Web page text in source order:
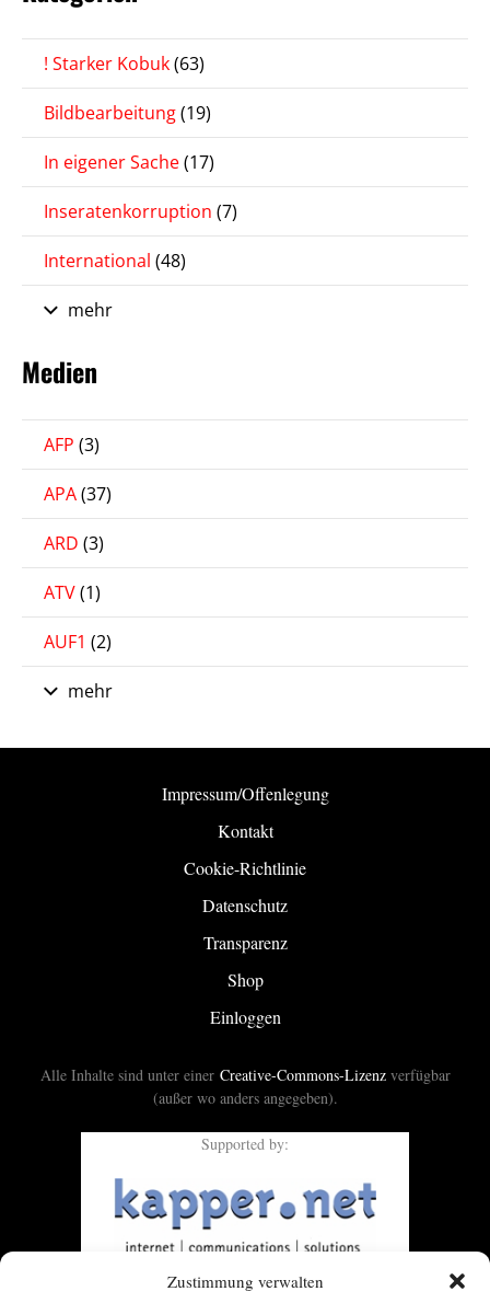
Zustimmung verwalten
! Starker Kobuk(63)
Bildbearbeitung(19)
In eigener Sache(17)
Inseratenkorruption (7)
International (48)
mehr
Medien
AFP (3)
APA(37)
ARD (3)
ATV(1)
AUF1 (2)
mehr
Impressum/Offenlegung
Kontakt
Cookie-Richtlinie
Datenschutz
Transparenz
Shop
Einloggen
Alle Inhalte sind unter einer Creative-Commons-Lizenzverfügbar
(außer wo anders angegeben).
Supported by: